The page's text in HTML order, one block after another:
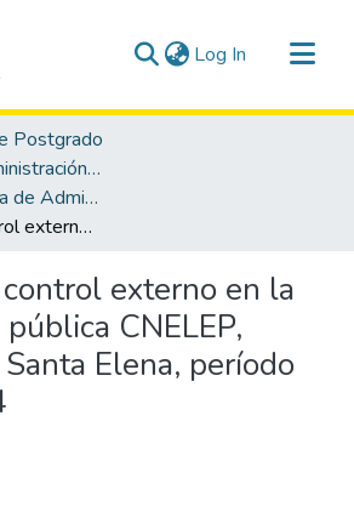
Log In (current)
Postgrado
Maestría en Administración Pública
Tesis de Maestría de Administración Pública
Análisis del control externo en la contratación pública CNELEP, provincia de Santa Elena, período 2020- 2024
externo en la
CNELEP,
Elena, período